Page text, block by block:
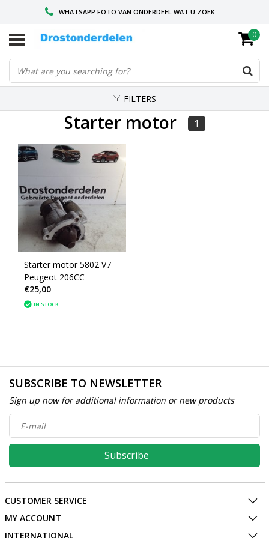
WHATSAPP FOTO VAN ONDERDEEL WAT U ZOEK
VOOR 16.00 BESTELD, VANDAAG VERZONDEN
GESPECIALISEERD PEUGEOT
0
FILTERS
Starter motor 1
Starter motor 5802 V7
Peugeot 206CC
€25,00
IN STOCK
SUBSCRIBE TO NEWSLETTER
Sign up now for additional information or new products
Subscribe
CUSTOMER SERVICE
MY ACCOUNT
INTERNATIONAL